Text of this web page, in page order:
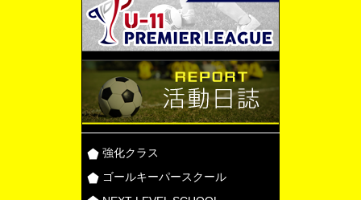
強化クラス
ゴールキーパースクール